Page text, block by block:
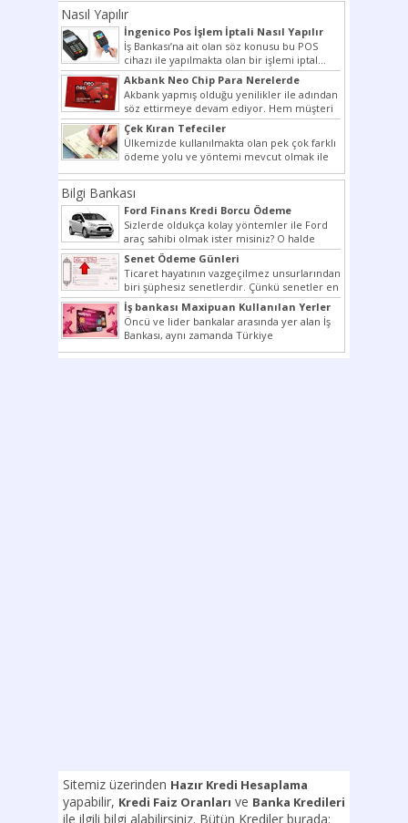
Nasıl Yapılır
İngenico Pos İşlem İptali Nasıl Yapılır
İş Bankası’na ait olan söz konusu bu POS
cihazı ile yapılmakta olan bir işlemi iptal...
Akbank Neo Chip Para Nerelerde
Kullanılır?
Akbank yapmış olduğu yenilikler ile adından
söz ettirmeye devam ediyor. Hem müşteri
potansiyelini arttırmak hem...
Çek Kıran Tefeciler
Ülkemizde kullanılmakta olan pek çok farklı
ödeme yolu ve yöntemi mevcut olmak ile
beraber bunlar...
Bilgi Bankası
Ford Finans Kredi Borcu Ödeme
Sizlerde oldukça kolay yöntemler ile Ford
araç sahibi olmak ister misiniz? O halde
yazımız ilginizi...
Senet Ödeme Günleri
Ticaret hayatının vazgeçilmez unsurlarından
biri şüphesiz senetlerdir. Çünkü senetler en
çok kullanılan ödeme araçlarıdır. Taksitler...
İş bankası Maxipuan Kullanılan Yerler
Öncü ve lider bankalar arasında yer alan İş
Bankası, aynı zamanda Türkiye
Cumhuriyeti’nin ilk milli...
Sitemiz üzerinden Hazır Kredi Hesaplama
yapabilir, Kredi Faiz Oranları ve Banka Kredileri
ile ilgili bilgi alabilirsiniz. Bütün Krediler burada: